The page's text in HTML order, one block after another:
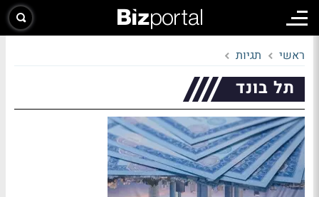
ראשי תגיות
תל בונד